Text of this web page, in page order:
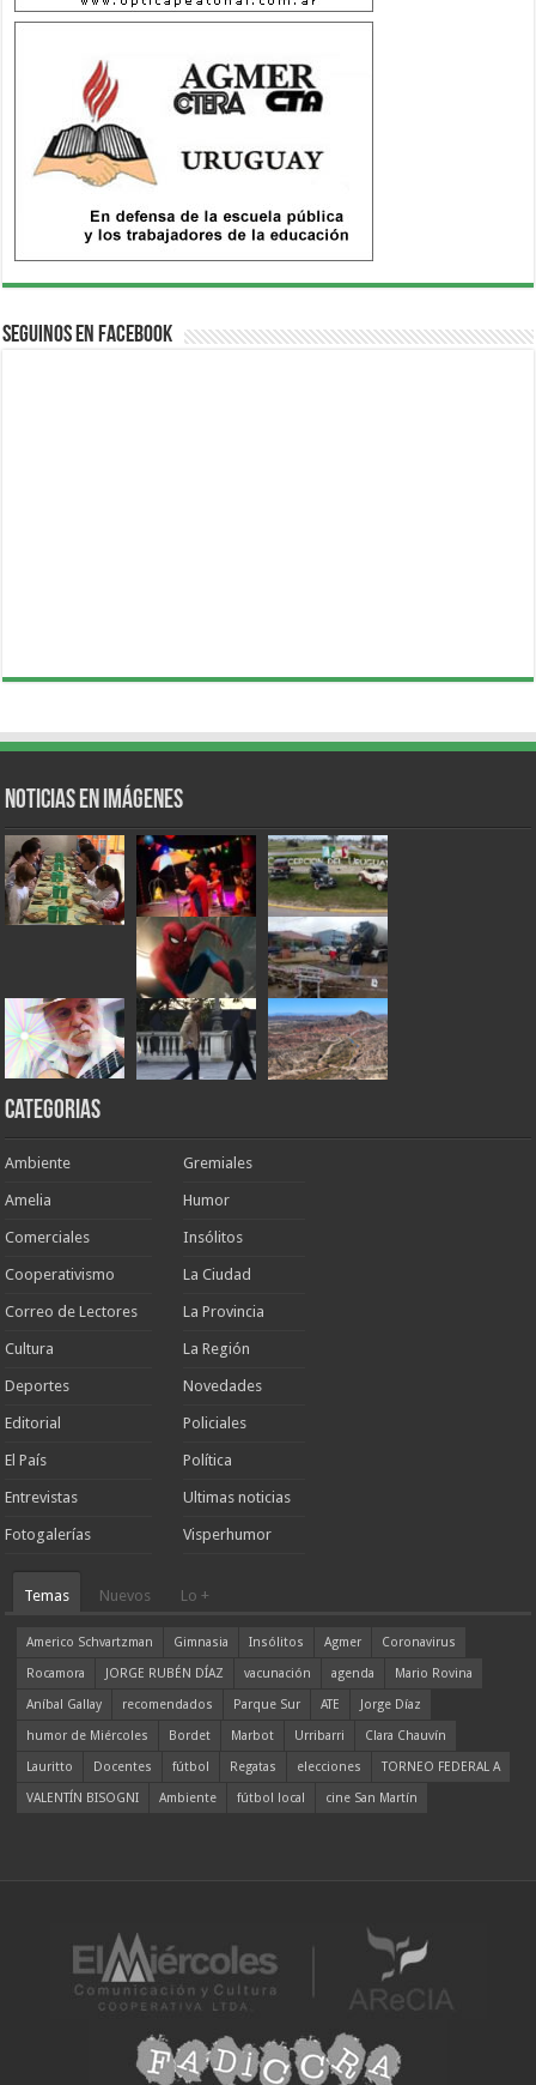
Seguinos en Facebook
Noticias en Imágenes
Categorias
Ambiente
Amelia
Comerciales
Cooperativismo
Correo de Lectores
Cultura
Deportes
Editorial
El País
Entrevistas
Fotogalerías
Gremiales
Humor
Insólitos
La Ciudad
La Provincia
La Región
Novedades
Policiales
Política
Ultimas noticias
Visperhumor
Temas Nuevos Lo +
Americo Schvartzman Gimnasia Insólitos Agmer
Coronavirus
Rocamora
JORGE RUBÉN DÍAZ vacunación agenda
Mario Rovina
Aníbal Gallay
recomendados Parque Sur ATE
Jorge Díaz
humor de Miércoles
Bordet Marbot Urribarri
Clara Chauvín
Lauritto
Docentes fútbol Regatas elecciones
TORNEO FEDERAL A
VALENTÍN BISOGNI
Ambiente fútbol local cine San Martín